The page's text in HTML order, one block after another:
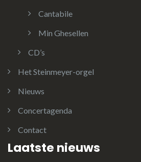
Cantabile
Min Ghesellen
CD’s
Het Steinmeyer-orgel
Nieuws
Concertagenda
Contact
Laatste nieuws